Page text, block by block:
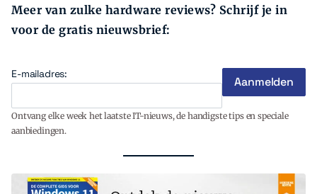
Meer van zulke hardware reviews? Schrijf je in
voor de gratis nieuwsbrief:
E-mailadres:
Ontvang elke week het laatste IT-nieuws, de handigste tips en speciale
aanbiedingen.